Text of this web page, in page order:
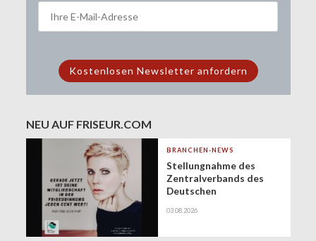
NEU AUF FRISEUR.COM
BRANCHEN-NEWS
Stellungnahme des
Zentralverbands des
Deutschen
Zukunft der
03.08.2026